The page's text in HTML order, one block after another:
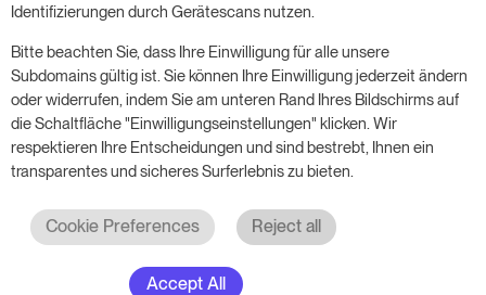
Ein Meeting buchen
Identifizierungen durch Gerätescans nutzen.
Bitte beachten Sie, dass Ihre Einwilligung für alle unsere
Subdomains gültig ist. Sie können Ihre Einwilligung jederzeit ändern
oder widerrufen, indem Sie am unteren Rand Ihres Bildschirms auf
die Schaltfläche "Einwilligungseinstellungen" klicken. Wir
respektieren Ihre Entscheidungen und sind bestrebt, Ihnen ein
transparentes und sicheres Surferlebnis zu bieten.
Cookie Preferences Reject all
Accept All